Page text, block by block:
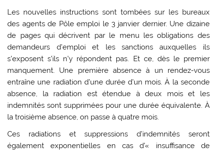
Les nouvelles instructions sont tombées sur les bureaux
des agents de Pôle emploi le 3 janvier dernier. Une dizaine
de pages qui décrivent par le menu les obligations des
demandeurs d’emploi et les sanctions auxquelles ils
s’exposent s’ils n’y répondent pas. Et ce, dès le premier
manquement. Une première absence à un rendez-vous
entraîne une radiation d’une durée d’un mois. À la seconde
absence, la radiation est étendue à deux mois et les
indemnités sont supprimées pour une durée équivalente. À
la troisième absence, on passe à quatre mois.
Ces radiations et suppressions d’indemnités seront
également exponentielles en cas d’« insuffisance de